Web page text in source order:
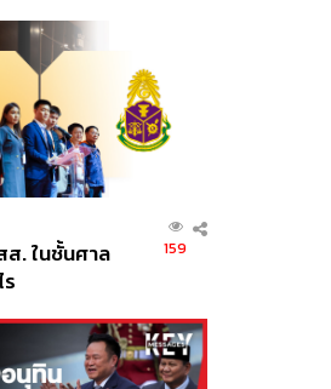
ส. ในชั้นศาล
159